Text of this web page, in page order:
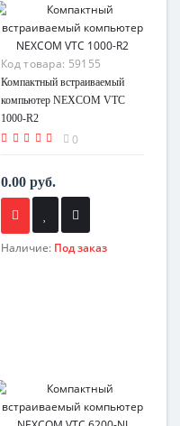
Код товара: 59155
Компактный встраиваемый
компьютер NEXCOM VTC
1000-R2
0
0.00 руб.
Наличие: Под заказ